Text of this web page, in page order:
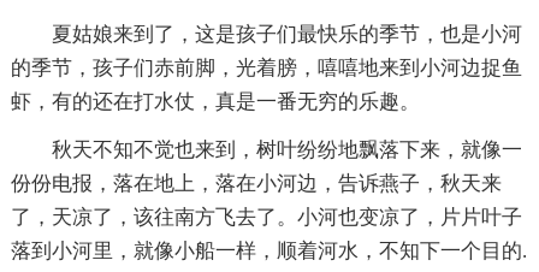
夏姑娘来到了，这是孩子们最快乐的季节，也是小河
的季节，孩子们赤前脚，光着膀，嘻嘻地来到小河边捉鱼
虾，有的还在打水仗，真是一番无穷的乐趣。
秋天不知不觉也来到，树叶纷纷地飘落下来，就像一
份份电报，落在地上，落在小河边，告诉燕子，秋天来
了，天凉了，该往南方飞去了。小河也变凉了，片片叶子
落到小河里，就像小船一样，顺着河水，不知下一个目的.